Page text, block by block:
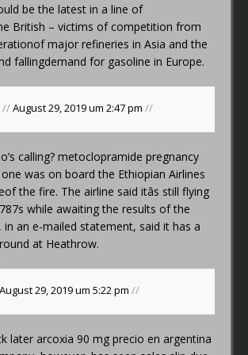
be the latest in a line of
British – victims of competition from
major refineries in Asia and the
fallingdemand for gasoline in Europe.
//August 29, 2019 um 2:47 pm//
calling?metoclopramide pregnancy
was on board the Ethiopian Airlines
the fire. The airline said itâs still flying
while awaiting the results of the
in an e-mailed statement, said it has a
at Heathrow.
August 29, 2019 um 5:22 pm//
laterarcoxia 90 mg precio en argentina